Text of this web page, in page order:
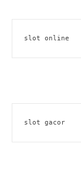
slot online
slot gacor